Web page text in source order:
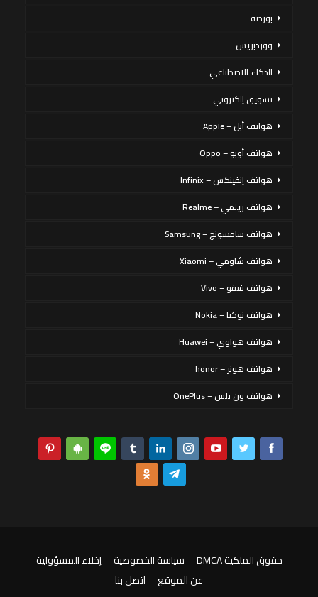
بورصة
ووردبريس
الذكاء الاصطناعي
تسويق إلكتروني
هواتف أبل – Apple
هواتف أوبو – Oppo
هواتف إنفينكس – Infinix
هواتف ريلمي – Realme
هواتف سامسونج – Samsung
هواتف شاومي – Xiaomi
هواتف فيفو – Vivo
هواتف نوكيا – Nokia
هواتف هواوي – Huawei
هواتف هونر – honor
هواتف ون بلس – OnePlus
حقوق الملكية DMCA سياسة الخصوصية
إخلاء المسؤولية
عن الموقع
اتصل بنا